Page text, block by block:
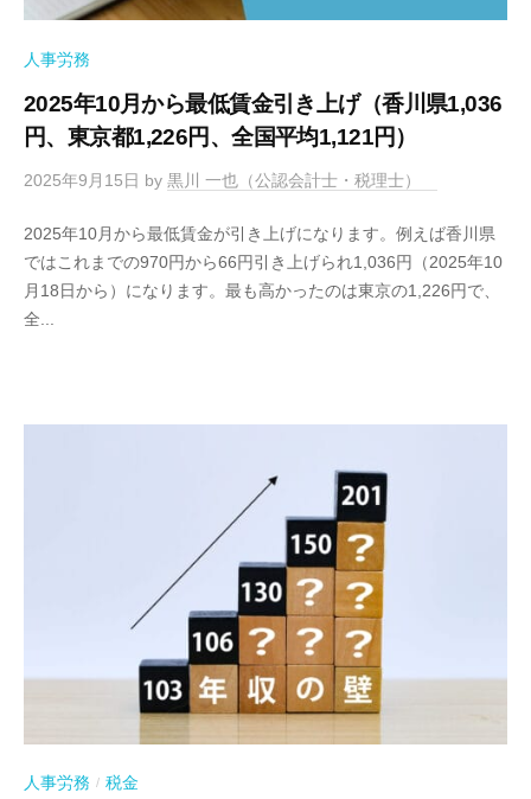
人事労務
2025年10月から最低賃金引き上げ（香川県1,036
円、東京都1,226円、全国平均1,121円）
2025年9月15日 by 黒川 一也（公認会計士・税理士）
2025年10月から最低賃金が引き上げになります。例えば香川県
ではこれまでの970円から66円引き上げられ1,036円（2025年10
月18日から）になります。最も高かったのは東京の1,226円で、
全...
人事労務 / 税金